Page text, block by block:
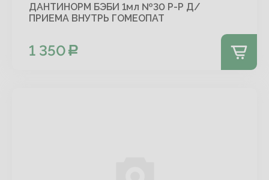
ДАНТИНОРМ БЭБИ 1мл №30 Р-Р Д/
ПРИЕМА ВНУТРЬ ГОМЕОПАТ
1 350